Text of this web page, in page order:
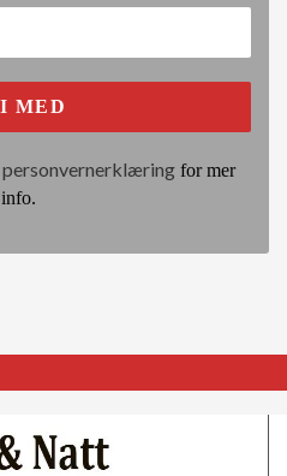
personvernerklæringfor mer
info.